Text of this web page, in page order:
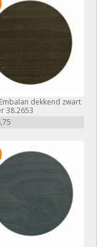
dekkend zwart
38.2653